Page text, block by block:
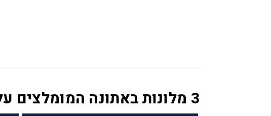
3 מלונות באתונה המומלצים על ידי המומחים שלנו